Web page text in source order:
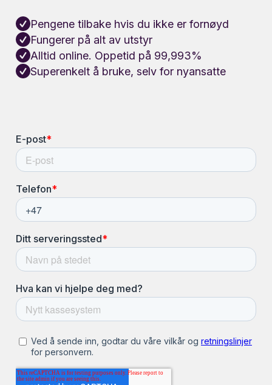
Pengene tilbake hvis du ikke er fornøyd
Fungerer på alt av utstyr
Alltid online. Oppetid på 99,993%
Superenkelt å bruke, selv for nyansatte